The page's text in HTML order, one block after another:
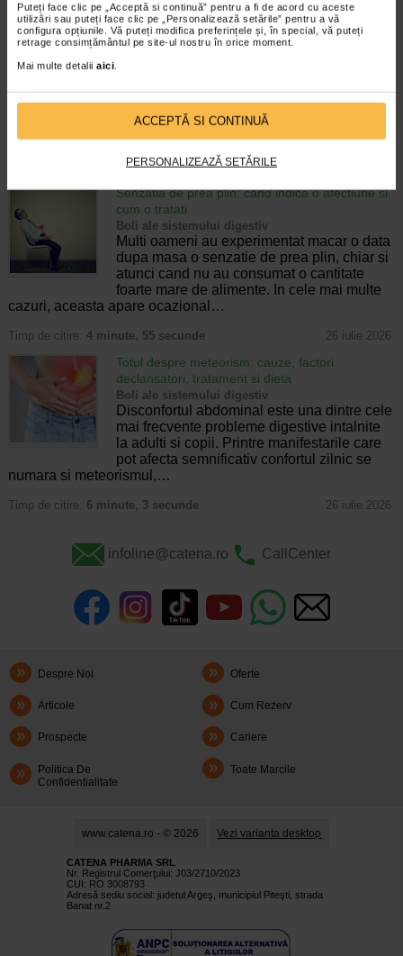
Puteți face clic pe „Acceptă si continuă” pentru a fi de acord cu aceste
utilizări sau puteți face clic pe „Personalizează setările” pentru a vă
configura opțiunile. Vă puteți modifica preferințele și, în special, vă puteți
retrage consimțământul pe site-ul nostru în orice moment.
Mai multe detalii aici.
ACCEPTĂ SI CONTINUĂ
PERSONALIZEAZĂ SETĂRILE
Timp de citire:4 minute, 39 secunde 6 august 2026
Enurezis: cauze, factori declansatori si solutii
Enurezisul este termenul medical pentru
timpul somnului. Este o afectiune frecventa
atat in randul copiilor, cat si al adultilor.
Enurezisul este considerat…
4 minute, 32 secunde
Senzatia de prea plin: cand indica o afectiune si
cum o tratati
Boli ale sistemului digestiv
Multi oameni au experimentat macar o data
dupa masa o senzatie de prea plin, chiar si
atunci cand nu au consumat o cantitate
foarte mare de alimente. In cele mai multe
cazuri, aceasta apare ocazional…
Timp de citire: 4 minute, 55 secunde 26 iulie 2026
Totul despre meteorism: cauze, factori
declansatori, tratament si dieta
Boli ale sistemului digestiv
Disconfortul abdominal este una dintre cele
mai frecvente probleme digestive intalnite
la adulti si copii. Printre manifestarile care
pot afecta semnificativ confortul zilnic se
numara si meteorismul,…
Timp de citire: 6 minute, 3 secunde 26 iulie 2026
infoline@catena.ro CallCenter
Despre Noi Oferte
Articole Cum Rezerv
Prospecte Cariere
Politica De
Confidentialitate
Toate Marcile
www.catena.ro - © 2026 Vezi varianta desktop
CATENA PHARMA SRL
Nr. Registrul Comerţului: J03/2710/2023
CUI: RO 3008793
Adresă sediu social: judetul Argeş, municipiul Piteşti, strada
Banat nr.2